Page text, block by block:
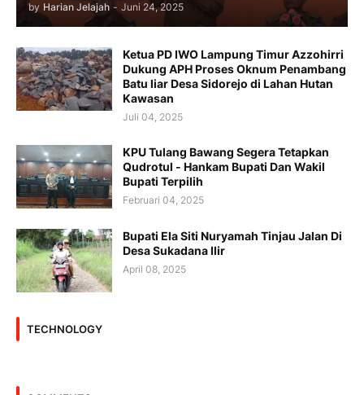
by Harian Jelajah - Juni 24, 2025
Ketua PD IWO Lampung Timur Azzohirri
Dukung APH Proses Oknum Penambang
Batu liar Desa Sidorejo di Lahan Hutan
Kawasan
Juli 04, 2025
KPU Tulang Bawang Segera Tetapkan
Qudrotul - Hankam Bupati Dan Wakil
Bupati Terpilih
Februari 04, 2025
Bupati Ela Siti Nuryamah Tinjau Jalan Di
Desa Sukadana Ilir
April 08, 2025
TECHNOLOGY